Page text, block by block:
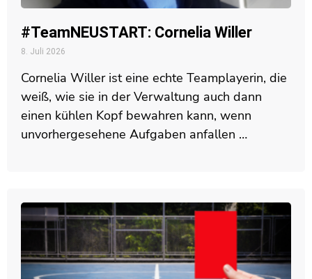
#TeamNEUSTART: Cornelia Willer
8. Juli 2026
Cornelia Willer ist eine echte Teamplayerin, die
weiß, wie sie in der Verwaltung auch dann
einen kühlen Kopf bewahren kann, wenn
unvorhergesehene Aufgaben anfallen …